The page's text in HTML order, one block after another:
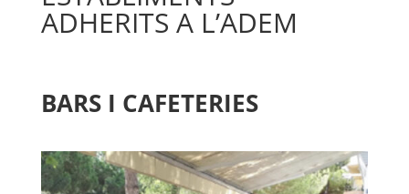
ADHERITS A L’ADEM
BARS I CAFETERIES